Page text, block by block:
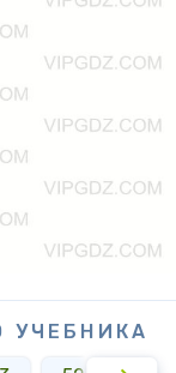
УЧЕБНИКА